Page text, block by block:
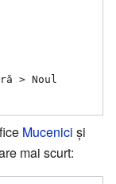
> Noul
Mucenici și
mai scurt: